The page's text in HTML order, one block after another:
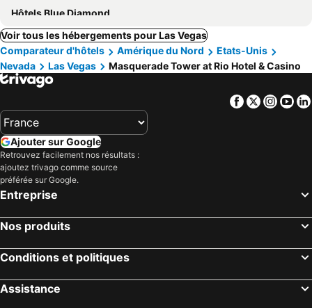
Hôtels Blue Diamond
Voir tous les hébergements pour Las Vegas
Comparateur d'hôtels
Amérique du Nord
Etats-Unis
Nevada
Las Vegas Masquerade Tower at Rio Hotel & Casino
Facebook
Twitter
Ajouter sur Google
Retrouvez facilement nos résultats :
ajoutez trivago comme source
préférée sur Google.
Entreprise
Nos produits
Conditions et politiques
Assistance